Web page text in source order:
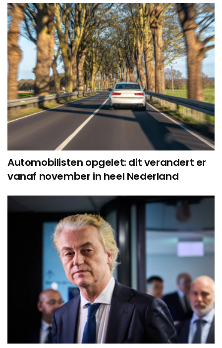
Automobilisten opgelet: dit verandert er
vanaf november in heel Nederland